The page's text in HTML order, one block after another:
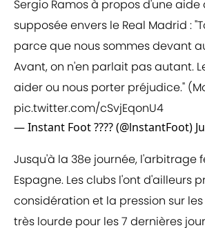
Sergio Ramos à propos d'une
supposée envers le Real Madrid :
parce que nous sommes devant
Avant, on n'en parlait pas autant.
aider ou nous porter préjudice."
pic.twitter.com/cSvjEqonU4
— Instant Foot ???? (@lnstantFoot)
Jusqu'à la 38e journée, l'arbitrage
Espagne. Les clubs l'ont d'ailleurs
considération et la pression sur
très lourde pour les 7 dernières